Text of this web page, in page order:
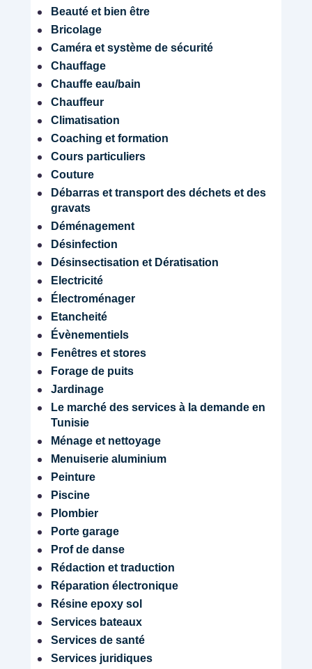
Beauté et bien être
Bricolage
Caméra et système de sécurité
Chauffage
Chauffe eau/bain
Chauffeur
Climatisation
Coaching et formation
Cours particuliers
Couture
Débarras et transport des déchets et des
gravats
Déménagement
Désinfection
Désinsectisation et Dératisation
Electricité
Électroménager
Etancheité
Évènementiels
Fenêtres et stores
Forage de puits
Jardinage
Le marché des services à la demande en
Tunisie
Ménage et nettoyage
Menuiserie aluminium
Peinture
Piscine
Plombier
Porte garage
Prof de danse
Rédaction et traduction
Réparation électronique
Résine epoxy sol
Services bateaux
Services de santé
Services juridiques